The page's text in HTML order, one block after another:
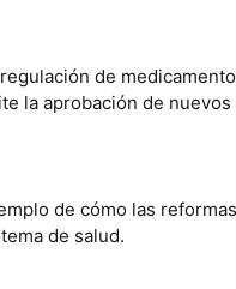
de
la aprobación de
de cómo las
de salud.